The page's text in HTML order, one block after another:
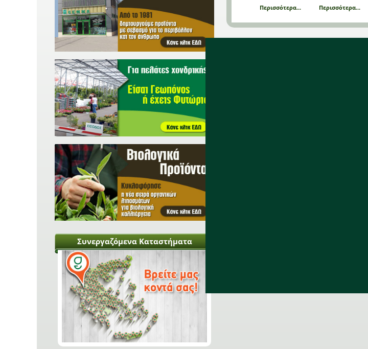
Προβλάστηση
πατατόσπορου
Ποια είναι τα πλεονεκτήματα
της και τι διαδικασία
ακολουθούμε;
Καλλιέργεια μανιταριών
Pleurotus στο σπίτι;
Όλα τα μυστικά της
καλλιέργειας.
Περισσότερα...
Κοπριά ή λίπασμα;
κοπριά" Ένας μύθος
καταρρίπτεται.
Γλωσσάρι εννοιών &
όρων των σπόρων
Έννοιες που συναντούμε κατά
την αγορά σπόρων.
Περισσότερα...
Πατάτα: Οδηγός
καλλιέργειας
Ένας οδηγός για την
καλλιέργεια της πατάτας στο
μπαλκόνι, τον κήπο και το
κτήμα.
Περισσότερα...
Εχθροί της καλλιέργειας
της τομάτας
Πώς θα αναγνωρίσουμε τυχόν
αλλοιώσεις στιςτομάτες μας;
Συνεργαζόμενα Καταστήματα
Περισσότερα...
Περισσότερα...